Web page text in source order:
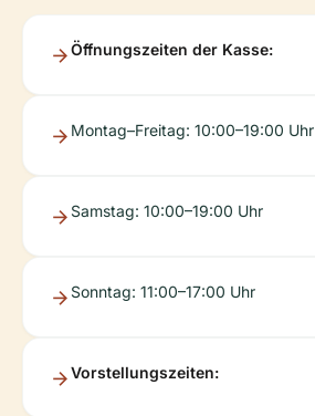
Öffnungszeiten der Kasse:
Montag–Freitag: 10:00–19:00 Uhr
Samstag: 10:00–19:00 Uhr
Sonntag: 11:00–17:00 Uhr
Vorstellungszeiten: